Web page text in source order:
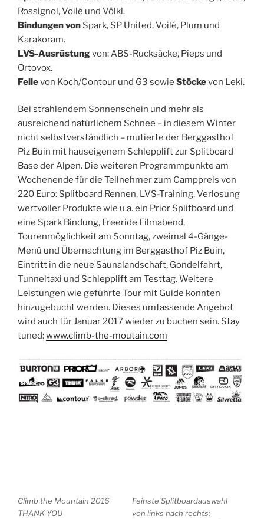
Rossignol, Voilé und Völkl.
Bindungen von Spark, SP United, Voilé, Plum und
Karakoram.
LVS-Ausrüstungvon: ABS-Rucksäcke, Pieps und
Ortovox.
Fellevon Koch/Contour und G3 sowie Stöckevon Leki.
Bei strahlendem Sonnenschein und mehr als
ausreichend natürlichem Schnee – in diesem Winter
nicht selbstverständlich – mutierte der Berggasthof
Piz Buin mit hauseigenem Schlepplift zur Splitboard
Base der Alpen. Die weiteren Programmpunkte am
Wochenende für die Teilnehmer zum Camppreis von
220 Euro: Splitboard Rennen, LVS-Training, Verlosung
wertvoller Produkte wie u.a. ein Prior Splitboard und
eine Spark Bindung, Freeride Filmabend,
Tourenmöglichkeit am Sonntag, zweimal 4-Gänge-
Menü und Übernachtung im Berggasthof Piz Buin,
Eintritt in die neue Saunalandschaft, Gondelfahrt,
Tunneltaxi und Schlepplift am Testtag. Weitere
Leistungen wie geführte Tour mit Guide konnten
hinzugebucht werden. Dieses umfassende Angebot
wird auch für Januar 2017 wieder zu buchen sein. Stay
tuned:www.climb-the-moutain.com
Climb the Mountain 2016
THANK YOU
Feinste Splitboardauswahl
von links nach rechts: